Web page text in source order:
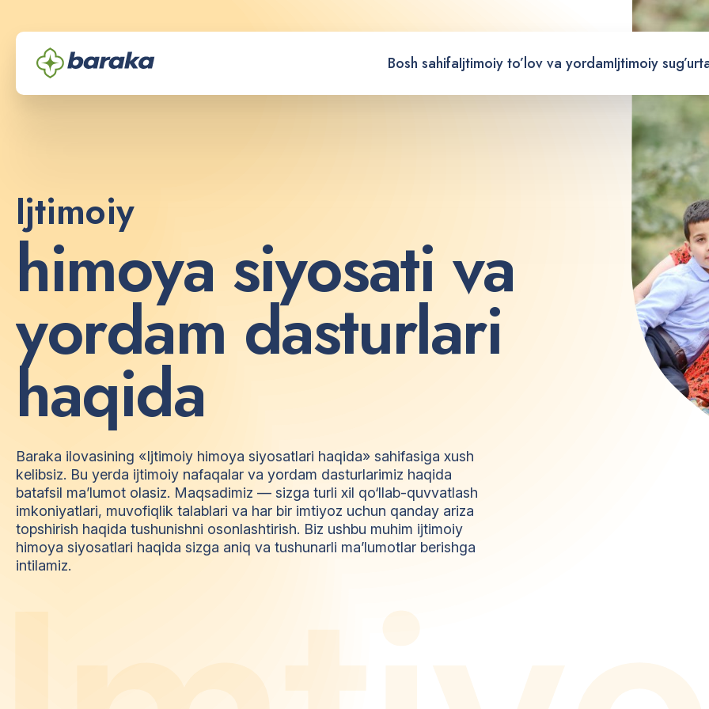
Bosh sahifaIjtimoiy to’lov va yordamIjtimoiy
Ijtimoiy
himoya siyosati va
yordam dasturlari
haqida
Baraka ilovasining «Ijtimoiy himoya siyosatlari haqida» sahifasiga xush
kelibsiz. Bu yerda ijtimoiy nafaqalar va yordam dasturlarimiz haqida
batafsil ma’lumot olasiz. Maqsadimiz — sizga turli xil qo‘llab-quvvatlash
imkoniyatlari, muvofiqlik talablari va har bir imtiyoz uchun qanday ariza
topshirish haqida tushunishni osonlashtirish. Biz ushbu muhim ijtimoiy
himoya siyosatlari haqida sizga aniq va tushunarli ma’lumotlar berishga
intilamiz.